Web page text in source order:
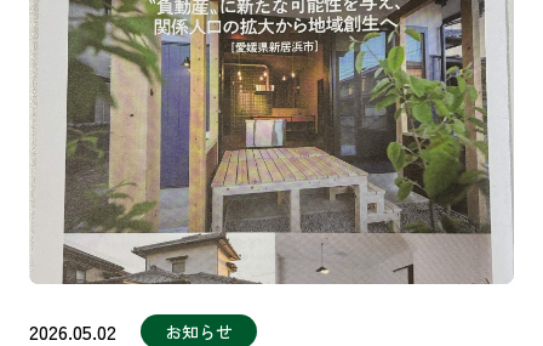
2026.05.02 お知らせ